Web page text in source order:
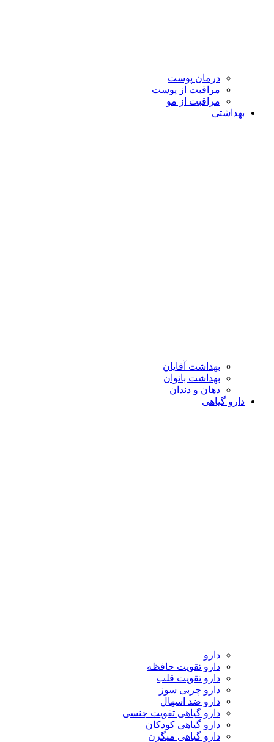
درمان پوست
مراقبت از پوست
مراقبت از مو
بهداشتی
بهداشت آقایان
بهداشت بانوان
دهان و دندان
دارو گیاهی
دارو
دارو تقویت حافظه
دارو تقویت قلب
دارو چربی سوز
دارو ضد اسهال
دارو گیاهی تقویت جنسی
دارو گیاهی کودکان
دارو گیاهی میگرن